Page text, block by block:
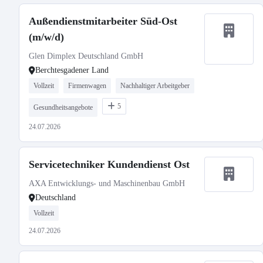
Außendienstmitarbeiter Süd-Ost
(m/w/d)
Glen Dimplex Deutschland GmbH
Berchtesgadener Land
Vollzeit Firmenwagen Nachhaltiger Arbeitgeber
Gesundheitsangebote 5
24.07.2026
Servicetechniker Kundendienst Ost
AXA Entwicklungs- und Maschinenbau GmbH
Deutschland
Vollzeit
24.07.2026